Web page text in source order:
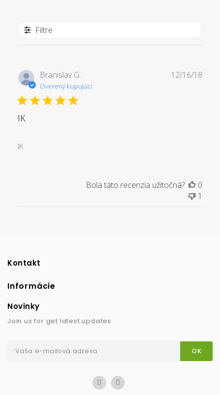
Filtre
Branislav G.
Overený kupujúci
IK
IK
12/16/18
Bola táto recenzia užitočná?
0
1
Kontakt
Informácie
Novinky
Join us for get latest updates